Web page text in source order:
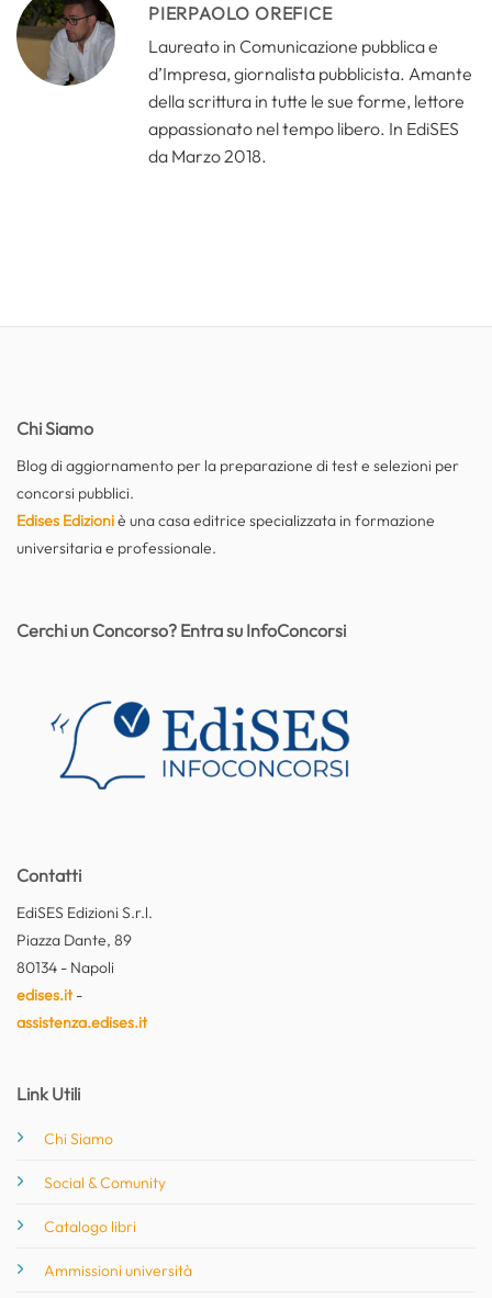
PIERPAOLO OREFICE
Laureato in Comunicazione pubblica e
d’Impresa, giornalista pubblicista. Amante
della scrittura in tutte le sue forme, lettore
appassionato nel tempo libero. In EdiSES
da Marzo 2018.
Chi Siamo
Blog di aggiornamento per la preparazione di test e selezioni per
concorsi pubblici.
Edises Edizioniè una casa editrice specializzata in formazione
universitaria e professionale.
Contatti
EdiSES Edizioni S.r.l.
Piazza Dante, 89
80134 - Napoli
edises.it-
assistenza.edises.it
Link Utili
Chi Siamo
Social & Comunity
Catalogo libri
Ammissioni università
Cerchi un Concorso? Entra su InfoConcorsi